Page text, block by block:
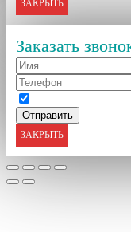
ЗАКРЫТЬ
Заказать
ЗАКРЫТЬ